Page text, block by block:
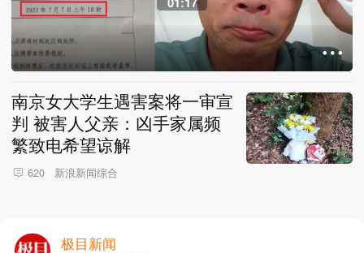
南京女大学生遇害案将一审宣
判 被害人父亲：凶手家属频
繁致电希望谅解
620 新浪新闻综合
极目新闻